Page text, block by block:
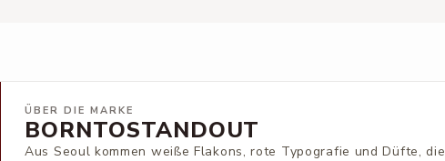
ÜBER DIE MARKE
BORNTOSTANDOUT
Aus Seoul kommen weiße Flakons, rote Typografie und Düfte, die